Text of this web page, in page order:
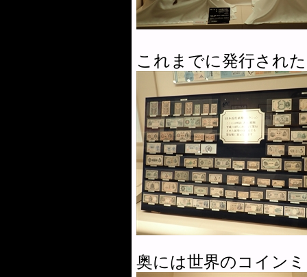
これまでに発行され
奥には世界のコイン